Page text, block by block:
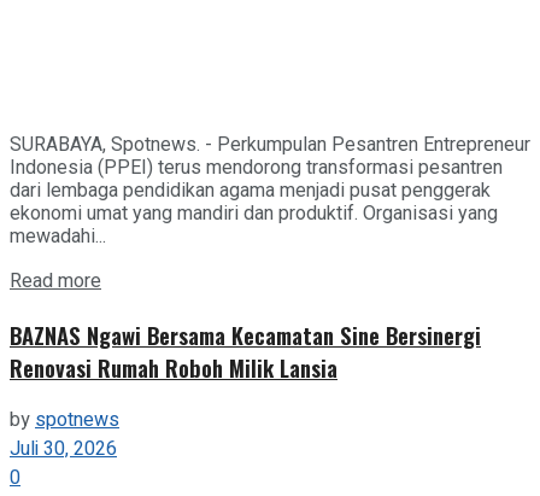
SURABAYA, Spotnews. - Perkumpulan Pesantren Entrepreneur
Indonesia (PPEI) terus mendorong transformasi pesantren
dari lembaga pendidikan agama menjadi pusat penggerak
ekonomi umat yang mandiri dan produktif. Organisasi yang
mewadahi...
Read more
BAZNAS Ngawi Bersama Kecamatan Sine Bersinergi
Renovasi Rumah Roboh Milik Lansia
byspotnews
Juli 30, 2026
0